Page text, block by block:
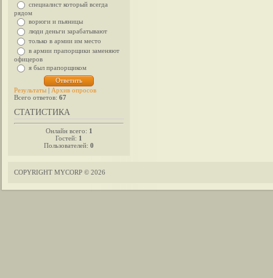
специалист который всегда
рядом
ворюги и пьяницы
люди деньги зарабатывают
только в армии им место
в армии прапорщики заменяют
офицеров
я был прапорщиком
Результаты | Архив опросов
Всего ответов: 67
СТАТИСТИКА
Онлайн всего: 1
Гостей: 1
Пользователей: 0
COPYRIGHT MYCORP © 2026